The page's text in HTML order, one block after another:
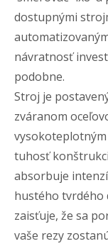
dostupnými
návratnosť
podobne.
Stroj je
zváranom
tuhosť
absorbuje
hustého tvrdého
zaisťuje, že sa
vaše rezy